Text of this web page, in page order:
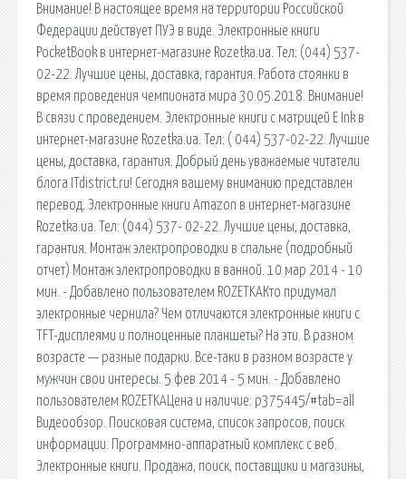
Внимание! В настоящее время на территории Российской
Федерации действует ПУЭ в виде. Электронные книги
PocketBook в интернет-магазине Rozetka.ua. Тел: (044) 537-
02-22. Лучшие цены, доставка, гарантия. Работа стоянки в
время проведения чемпионата мира 30.05.2018. Внимание!
В связи с проведением. Электронные книги с матрицей E Ink в
интернет-магазине Rozetka.ua. Тел: ( 044) 537-02-22. Лучшие
цены, доставка, гарантия. Добрый день уважаемые читатели
блога ITdistrict.ru! Сегодня вашему вниманию представлен
перевод. Электронные книги Amazon в интернет-магазине
Rozetka.ua. Тел: (044) 537- 02-22. Лучшие цены, доставка,
гарантия. Монтаж электропроводки в спальне (подробный
отчет) Монтаж электропроводки в ванной. 10 мар 2014 - 10
мин. - Добавлено пользователем ROZETKAКто придумал
электронные чернила? Чем отличаются электронные книги с
TFT-дисплеями и полноценные планшеты? На эти. В разном
возрасте — разные подарки. Все-таки в разном возрасте у
мужчин свои интересы. 5 фев 2014 - 5 мин. - Добавлено
пользователем ROZETKAЦена и наличие: p375445/#tab=all
Видеообзор. Поисковая сиcтема, список запросов, поиск
информации. Программно-аппаратный комплекс с веб.
Электронные книги. Продажа, поиск, поставщики и магазины,